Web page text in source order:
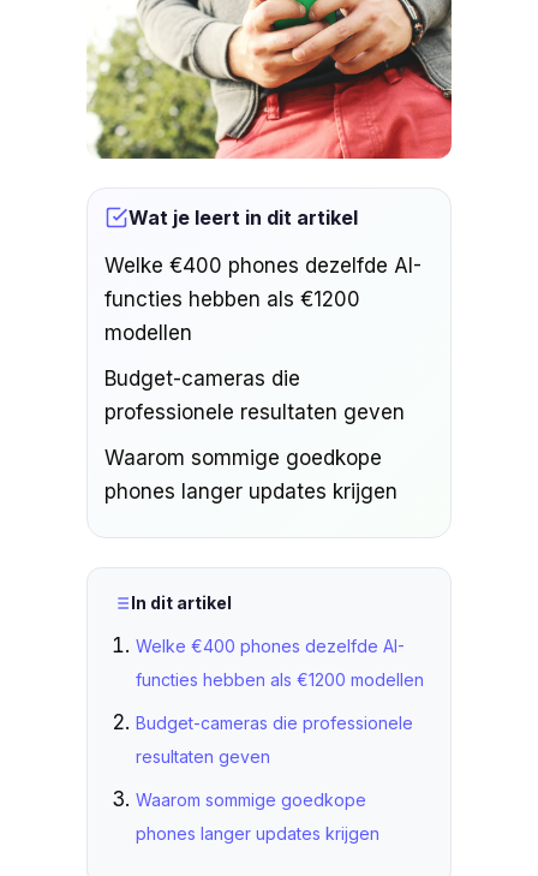
Wat je leert in dit artikel
Welke €400 phones dezelfde AI-
functies hebben als €1200
modellen
Budget-cameras die
professionele resultaten geven
Waarom sommige goedkope
phones langer updates krijgen
In dit artikel
Welke €400 phones dezelfde AI-
functies hebben als €1200 modellen
Budget-cameras die professionele
resultaten geven
Waarom sommige goedkope
phones langer updates krijgen